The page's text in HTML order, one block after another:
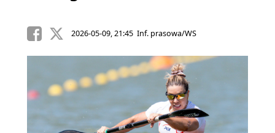
2026-05-09, 21:45 Inf. prasowa/WS